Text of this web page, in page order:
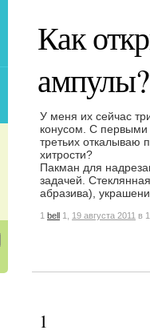
Как
У меня их сейчас
конусом. С первыми
третьих откалываю
хитрости?
Пакман для
задачей.
абразива),
1 bell 1, 19 августа 2011 в
1